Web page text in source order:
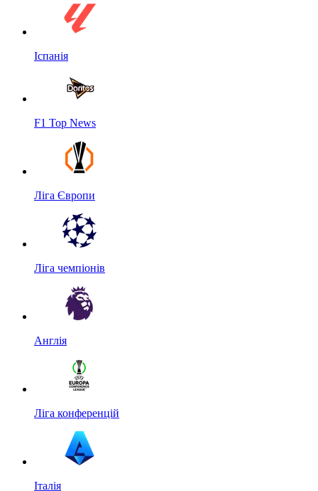
Іспанія
F1 Top News
Ліга Європи
Ліга чемпіонів
Англія
Ліга конференцій
Італія